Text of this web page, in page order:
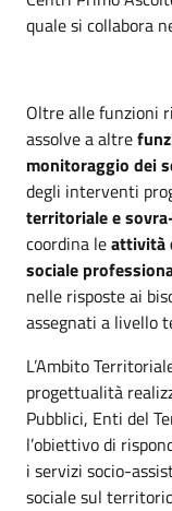
quale si collabora
Oltre alle funzioni
assolve a altre
monitoraggio dei
degli interventi
territoriale e
coordina leattività
sociale
nelle risposte ai
assegnati a livello
L’Ambito
progettualità
Pubblici, Enti del
l’obiettivo di
i servizi socio-
sociale sul